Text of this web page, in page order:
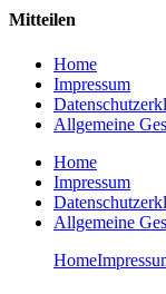
Mitteilen
Home
Impressum
Allgemeine
Home
Impressum
Allgemeine
Home